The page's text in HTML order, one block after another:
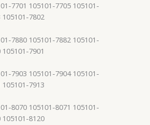
7701 105101-7705 105101-
105101-7802
7880 105101-7882 105101-
7901
7903 105101-7904 105101-
7913
8070 105101-8071 105101-
105101-8120